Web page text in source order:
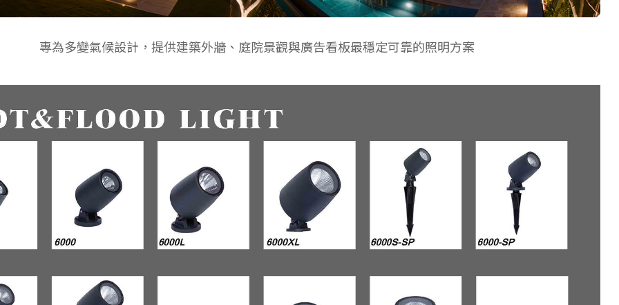
專為多變氣候設計，提供建築外牆、庭院景觀與廣告看板最穩定可靠的照明方案